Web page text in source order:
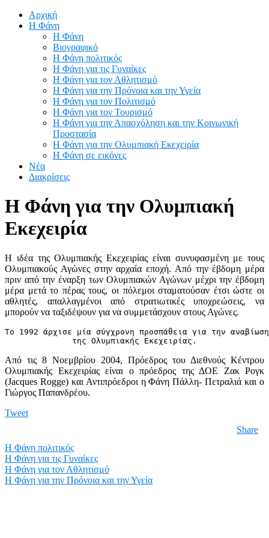
Αρχική
Η Φάνη
Η Φάνη
Βιογραφικό
Η Φάνη πολιτικός
Η Φάνη για τις Γυναίκες
Η Φάνη για τον Αθλητισμό
Η Φάνη για την Πρόνοια και την Υγεία
Η Φάνη για τον Πολιτισμό
Η Φάνη για τον Τουρισμό
Η Φάνη για την Απασχόληση και την Κοινωνική
Προστασία
Η Φάνη για την Ολυμπιακή Εκεχειρία
Η Φάνη σε εικόνες
Νέα
Διακρίσεις
Η Φάνη για την Ολυμπιακή
Εκεχειρία
Η ιδέα της Ολυμπιακής Εκεχειρίας είναι συνυφασμένη με τους
Ολυμπιακούς Αγώνες στην αρχαία εποχή. Από την έβδομη μέρα
πριν από την έναρξη των Ολυμπιακών Αγώνων μέχρι την έβδομη
μέρα μετά το πέρας τους, οι πόλεμοι σταματούσαν έτσι ώστε οι
αθλητές, απαλλαγμένοι από στρατιωτικές υποχρεώσεις, να
μπορούν να ταξιδέψουν για να συμμετάσχουν στους Αγώνες.
Το 1992 άρχισε μία σύγχρονη προσπάθεια για την
της Ολυμπιακής Εκεχειρίας.
Από τις 8 Νοεμβρίου 2004, Πρόεδρος του Διεθνούς Κέντρου
Ολυμπιακής Εκεχειρίας είναι ο πρόεδρος της ΔΟΕ Ζακ Ρογκ
(Jacques Rogge) και Αντιπρόεδροι η Φάνη Πάλλη- Πετραλιά και ο
Γιώργος Παπανδρέου.
Tweet
Share
Η Φάνη πολιτικός
Η Φάνη για τις Γυναίκες
Η Φάνη για τον Αθλητισμό
Η Φάνη για την Πρόνοια και την Υγεία